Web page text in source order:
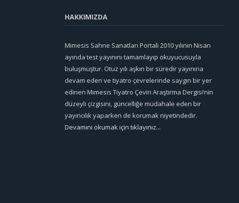
HAKKIMIZDA
Mimesis Sahne Sanatları Portali 2010 yılının Nisan
ayında test yayınını tamamlayıp okuyucusuyla
buluşmuştur. Otuz yılı aşkın bir süredir yayınına
devam eden ve tiyatro çevrelerinde saygın bir yer
edinen Mimesis Tiyatro Çeviri Araştırma Dergisi’nin
düzeyli çizgisini, güncelliğe müdahale eden bir
yayıncılık yaparken de korumak niyetindedir.
Devamını okumak için tıklayınız...